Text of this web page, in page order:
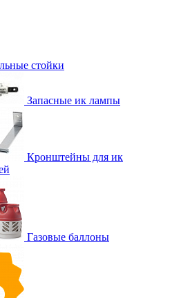
стойки
Запасные ик лампы
Кронштейны для ик
Газовые баллоны